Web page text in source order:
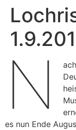
N
es nun Ende